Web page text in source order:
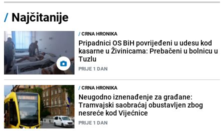
/ Najčitanije
/CRNA HRONIKA
Pripadnici OS BiH povrijeđeni u udesu kod
kasarne u Živinicama: Prebačeni u bolnicu u
Tuzlu
PRIJE 1 DAN
/CRNA HRONIKA
Neugodno iznenađenje za građane:
Tramvajski saobraćaj obustavljen zbog
nesreće kod Vijećnice
PRIJE 1 DAN